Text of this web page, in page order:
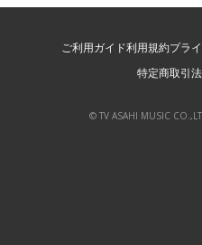
ご利用ガイド利用規約プラ
特定商取引
© TV ASAHI MUSIC